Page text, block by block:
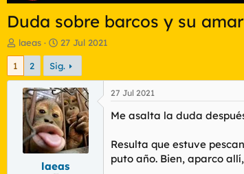
Duda sobre barcos y su
I
n
c
a
d
o
d
laeas
F
e
c
h
a
d
e
i
n
i
c
27 Jul 2021
1 2 Sig.
laeas
27 Jul 2021
Me asalta la duda
Resulta que estuve
puto año. Bien, aparco